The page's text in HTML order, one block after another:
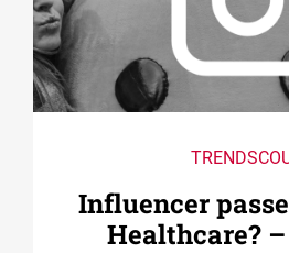
Influencer
Healthcare?